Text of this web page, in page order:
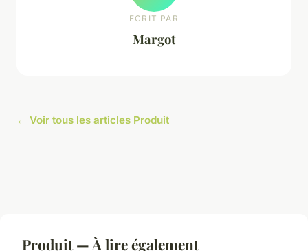
ECRIT PAR
Margot
← Voir tous les articles Produit
Produit — À lire également